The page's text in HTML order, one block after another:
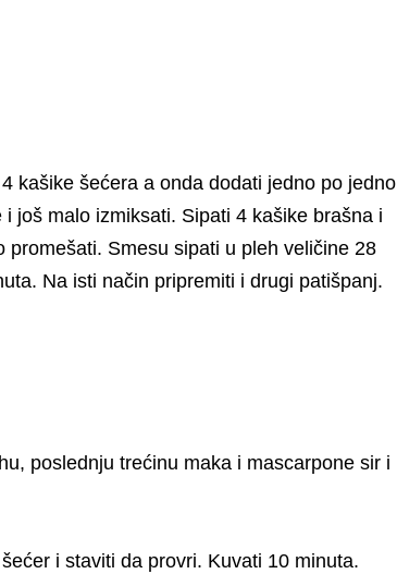
kašike šećera a onda dodati jedno po jedno
još malo izmiksati. Sipati 4 kašike brašna i
Smesu sipati u pleh veličine 28
Na isti način pripremiti i drugi patišpanj.
poslednju trećinu maka i mascarpone sir i
i staviti da provri. Kuvati 10 minuta.